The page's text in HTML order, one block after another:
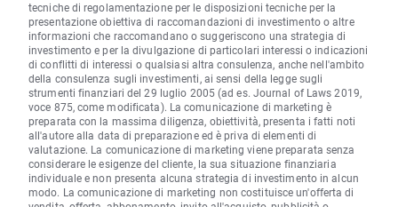
tecniche di regolamentazione per le disposizioni tecniche per la
presentazione obiettiva di raccomandazioni di investimento o altre
informazioni che raccomandano o suggeriscono una strategia di
investimento e per la divulgazione di particolari interessi o indicazioni
di conflitti di interessi o qualsiasi altra consulenza, anche nell'ambito
della consulenza sugli investimenti, ai sensi della legge sugli
strumenti finanziari del 29 luglio 2005 (ad es. Journal of Laws 2019,
voce 875, come modificata). La comunicazione di marketing è
preparata con la massima diligenza, obiettività, presenta i fatti noti
all'autore alla data di preparazione ed è priva di elementi di
valutazione. La comunicazione di marketing viene preparata senza
considerare le esigenze del cliente, la sua situazione finanziaria
individuale e non presenta alcuna strategia di investimento in alcun
modo. La comunicazione di marketing non costituisce un'offerta di